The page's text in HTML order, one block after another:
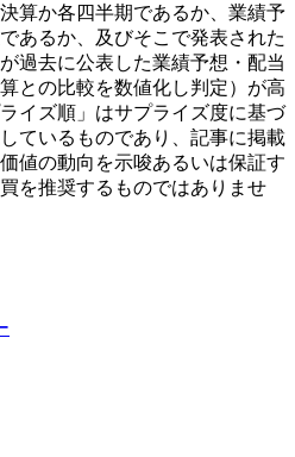
算か各四半期であるか、業績予
あるか、及びそこで発表された
過去に公表した業績予想・配当
との比較を数値化し判定）が高
イズ順」はサプライズ度に基づ
ているものであり、記事に掲載
値の動向を示唆あるいは保証す
を推奨するものではありませ